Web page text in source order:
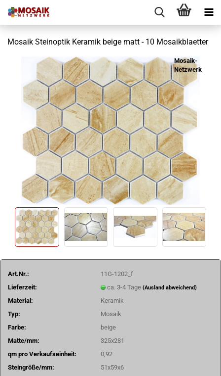
Mosaik Steinoptik Keramik beige matt - 10 Mosaikblaetter
Mosaik-
Netzwerk
Art.Nr.:
11G-1202_f
Lieferzeit:
ca. 3-4 Tage(Ausland abweichend)
Material:
Keramik
Typ:
Mosaik
Farbe:
beige
Matte/mm:
325x281
qm pro Verkaufseinheit:
0,92
Steingröße/mm:
51x59x6